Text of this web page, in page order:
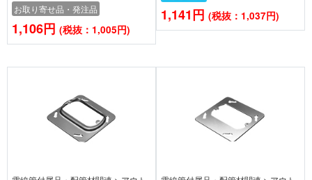
お取り寄せ品・発注品
1,106円 (税抜：1,005円)
1,141円 (税抜：1,037円)